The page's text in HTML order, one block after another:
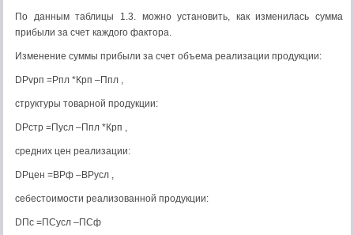
По данным таблицы 1.3. можно установить, как изменилась сумма
прибыли за счет каждого фактора.
Изменение суммы прибыли за счет объема реализации продукции:
DPvрп =Pпл *Крп –Ппл ,
структуры товарной продукции:
DPстр =Пусл –Ппл *Крп ,
средних цен реализации:
DPцен =ВРф –ВРусл ,
себестоимости реализованной продукции:
DПс =ПСусл –ПСф